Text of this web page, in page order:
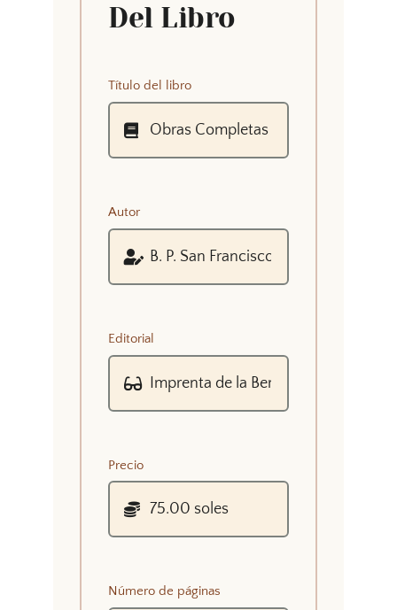
Del Libro
Título del libro
Autor
Editorial
Precio
Número de páginas